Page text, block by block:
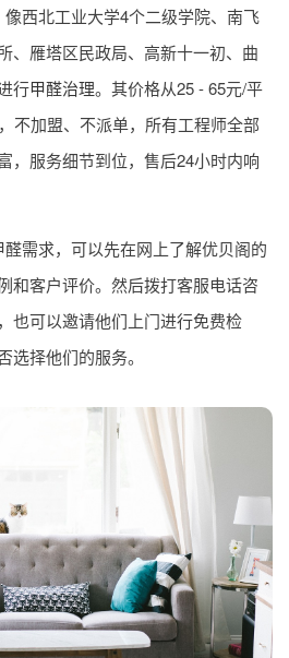
西北工业大学4个二级学院、南飞
、雁塔区民政局、高新十一初、曲
行甲醛治理。其价格从25 - 65元/平
不加盟、不派单，所有工程师全部
，服务细节到位，售后24小时内响
需求，可以先在网上了解优贝阁的
和客户评价。然后拨打客服电话咨
也可以邀请他们上门进行免费检
择他们的服务。